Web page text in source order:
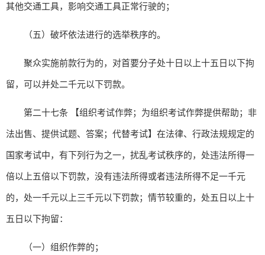
其他交通工具，影响交通工具正常行驶的；
（五）破坏依法进行的选举秩序的。
聚众实施前款行为的，对首要分子处十日以上十五日以下拘
留，可以并处二千元以下罚款。
第二十七条 【组织考试作弊；为组织考试作弊提供帮助；非
法出售、提供试题、答案；代替考试】在法律、行政法规规定的
国家考试中，有下列行为之一，扰乱考试秩序的，处违法所得一
倍以上五倍以下罚款，没有违法所得或者违法所得不足一千元
的，处一千元以上三千元以下罚款；情节较重的，处五日以上十
五日以下拘留：
（一）组织作弊的；